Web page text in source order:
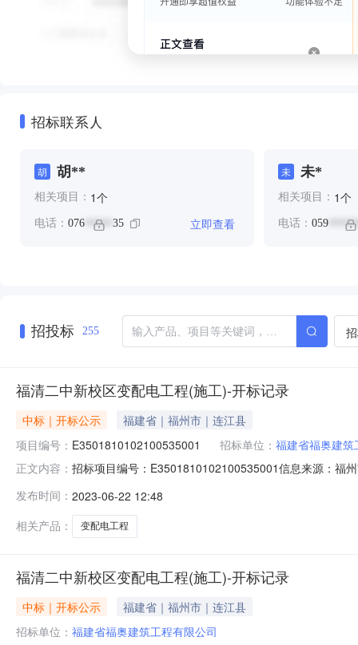
招标联系人
胡 胡**
相关项目： 1个
电话： 076 ***** 35 立即查看
未 未*
相关项目： 1个
电话： 059
招投标 255
福清二中新校区变配电工程(施工)-开标记录
中标｜开标公示
福建省｜福州市｜连江县
项目编号： E3501810102100535001 招标单位： 福建省福奥建
正文内容： 招标项目编号：E3501810102100535001信息来源：福
章打印福清二中新校区变配电工程（施工）（项目名称
发布时间： 2023-06-22 12:48
相关产品：
变配电工程
福清二中新校区变配电工程(施工)-开标记录
中标｜开标公示
福建省｜福州市｜连江县
招标单位： 福建省福奥建筑工程有限公司